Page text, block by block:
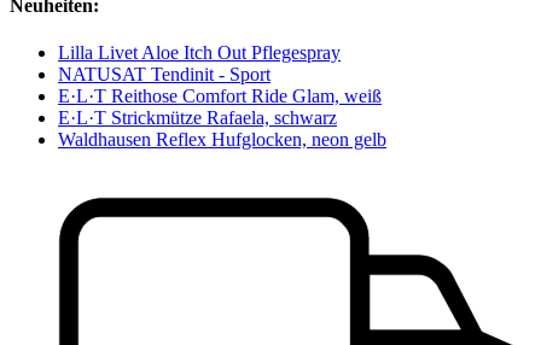
Neuheiten:
Lilla Livet Aloe Itch Out Pflegespray
NATUSAT Tendinit - Sport
E·L·T Reithose Comfort Ride Glam, weiß
E·L·T Strickmütze Rafaela, schwarz
Waldhausen Reflex Hufglocken, neon gelb